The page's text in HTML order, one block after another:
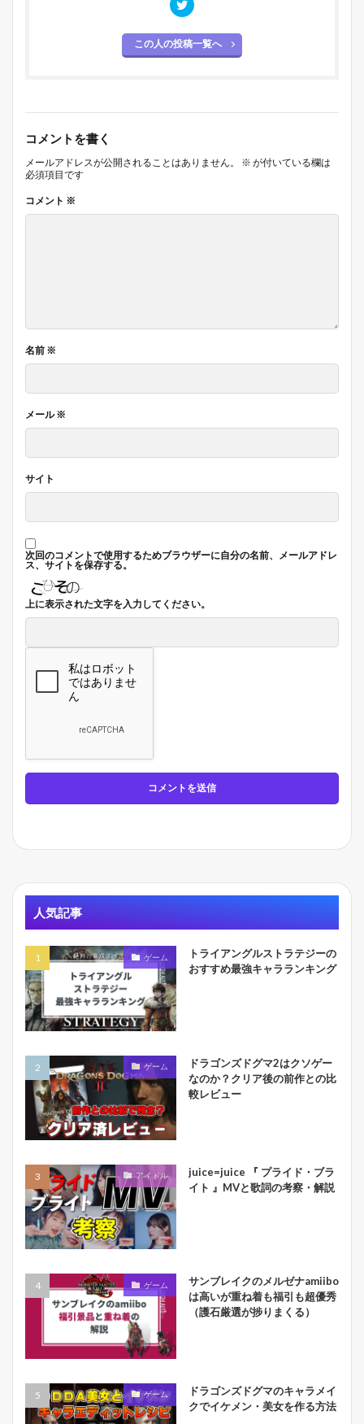
この人の投稿一覧へ
コメントを書く
メールアドレスが公開されることはありません。 ※ が付いている欄は
必須項目です
コメント ※
名前 ※
メール※
サイト
次回のコメントで使用するためブラウザーに自分の名前、メールアドレ
ス、サイトを保存する。
上に表示された文字を入力してください。
人気記事
ゲーム
トライアングルストラテジーの
おすすめ最強キャラランキング
ゲーム
ドラゴンズドグマ2はクソゲー
なのか？クリア後の前作との比
較レビュー
アイドル
juice=juice 『 プライド・ブラ
イト 』MVと歌詞の考察・解説
ゲーム
サンブレイクのメルゼナamiibo
は高いが重ね着も福引も超優秀
（護石厳選が捗りまくる）
ゲーム
ドラゴンズドグマのキャラメイ
クでイケメン・美女を作る方法